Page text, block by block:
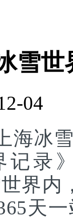
雪世
04
海冰
记录
界内
天